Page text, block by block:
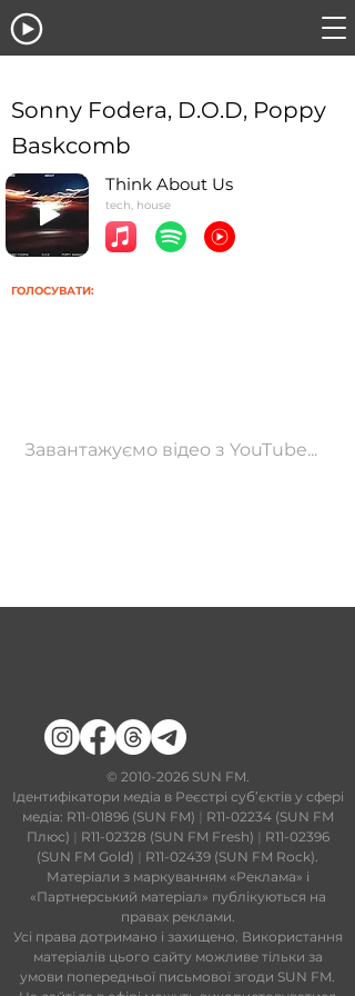
Sonny Fodera, D.O.D, Poppy
Baskcomb
Think About Us
tech, house
ГОЛОСУВАТИ:
Завантажуємо відео з YouTube...
​© 2010-2026SUN FM.
Ідентифікатори медіа в Реєстрі суб’єктів у сфері
медіа: R11-01896 (SUN FM) | R11-02234 (SUN FM
Плюс) | R11-02328 (SUN FM Fresh) | R11-02396
(SUN FM Gold) | R11-02439 (SUN FM Rock).
Матеріали з маркуванням «Реклама» і
«Партнерський матеріал» публікуються на
правах реклами.
Усі права дотримано і захищено. Використання
матеріалів цього сайту можливе тільки за
умови попередньої письмової згоди SUN FM.